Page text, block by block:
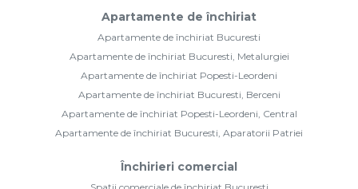
Apartamente de închiriat
Apartamente de închiriat Bucuresti
Apartamente de închiriat Bucuresti, Metalurgiei
Apartamente de închiriat Popesti-Leordeni
Apartamente de închiriat Bucuresti, Berceni
Apartamente de închiriat Popesti-Leordeni, Central
Apartamente de închiriat Bucuresti, Aparatorii Patriei
Închirieri comercial